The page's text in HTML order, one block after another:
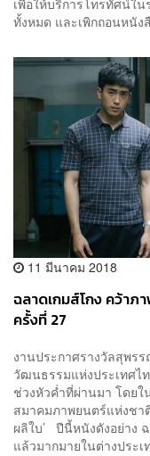
เพื่อให้บริการโทรทัศน์ใ
ทั้งหมด และเพิกถอนหนัง
11 มีนาคม 2018
ฉลาดเกมส์โกง คว้า
ครั้งที่ 27
งานประกาศรางวัลสุพร
วัฒนธรรมแห่งประเทศไ
ช่วงหัวค่ำที่ผ่านมา โดย
สมาคมภาพยนตร์แห่งชา
ผลิใบ’ ปีนี้หนังดังอย่าง
แล้วมากมายในต่างประเ